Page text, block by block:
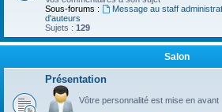
Sous-forums :
Message au staff
d'auteurs
Sujets : 129
Salon
Présentation
Vôtre personnalité est mise en avant